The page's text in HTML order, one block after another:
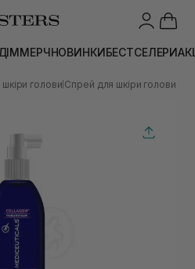
МЕРЧНОВИНКИБЕСТСЕЛЕРИ
голови Спрей для шкіри голови